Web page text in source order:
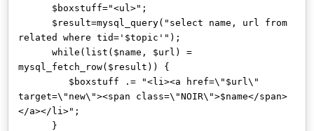
$boxstuff="<ul>";
$result=mysql_query("select name, url from
related where tid='$topic'");
while(list($name, $url) =
mysql_fetch_row($result)) {
$boxstuff .= "<li><a href=\"$url\"
target=\"new\"><span class=\"NOIR\">$name</span>
</a></li>";
}